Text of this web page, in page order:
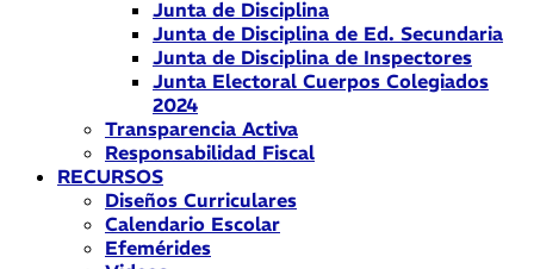
Junta de Disciplina
Junta de Disciplina de Ed. Secundaria
Junta de Disciplina de Inspectores
Junta Electoral Cuerpos Colegiados
2024
Transparencia Activa
Responsabilidad Fiscal
RECURSOS
Diseños Curriculares
Calendario Escolar
Efemérides